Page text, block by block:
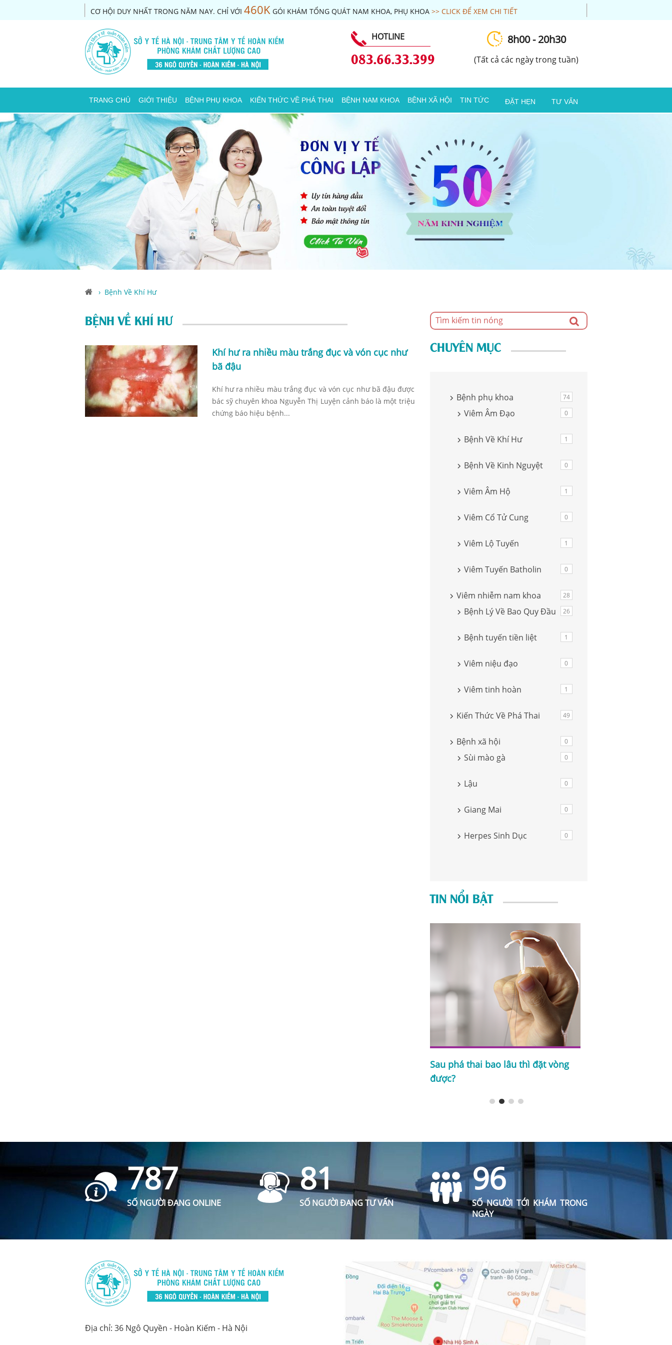
CƠ HỘI DUY NHẤT TRONG NĂM NAY. CHỈ VỚI 460KGÓI KHÁM TỔNG QUÁT NAM KHOA, PHỤ KHOA >> CLICK ĐỂ XEM CHI TIẾT
HOTLINE
083.66.33.399
8h00 - 20h30
(Tất cả các ngày trong tuần)
TRANG CHỦ GIỚI THIỆU BỆNH PHỤ KHOA KIẾN THỨC VỀ PHÁ THAI BỆNH NAM KHOA BỆNH XÃ HỘI TIN TỨC ĐẶT HẸN TƯ VẤN
› Bệnh Về Khí Hư
BỆNH VỀ KHÍ HƯ
Khí hư ra nhiều màu trắng đục và vón cục như
bã đậu
Khí hư ra nhiều màu trắng đục và vón cục như bã đậu được
bác sỹ chuyên khoa Nguyễn Thị Luyện cảnh báo là một triệu
chứng báo hiệu bệnh...
CHUYÊN MỤC
Bệnh phụ khoa 74
Viêm Âm Đạo 0
Bệnh Về Khí Hư 1
Bệnh Về Kinh Nguyệt 0
Viêm Âm Hộ 1
Viêm Cổ Tử Cung 0
Viêm Lộ Tuyến 1
Viêm Tuyến Batholin 0
Viêm nhiễm nam khoa 28
Bệnh Lý Về Bao Quy Đầu 26
Bệnh tuyến tiền liệt 1
Viêm niệu đạo 0
Viêm tinh hoàn 1
Kiến Thức Về Phá Thai 49
Bệnh xã hội 0
Sùi mào gà 0
Lậu 0
Giang Mai 0
Herpes Sinh Dục 0
TIN NỔI BẬT
Sau phá thai bao lâu thì đặt vòng
được?
787
SỐ NGƯỜI ĐANG ONLINE
81
SỐ NGƯỜI ĐANG TƯ VẤN
96
SỐ NGƯỜI TỚI KHÁM TRONG
NGÀY
Địa chỉ: 36 Ngô Quyền - Hoàn Kiếm - Hà Nội